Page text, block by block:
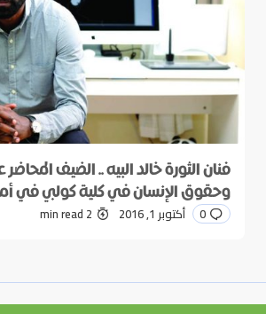
فنان الثورة خالد البيه .. الضيف
وحقوق الإنسان في كلية كولبي في
0 أكتوبر 1, 2016 2 min read